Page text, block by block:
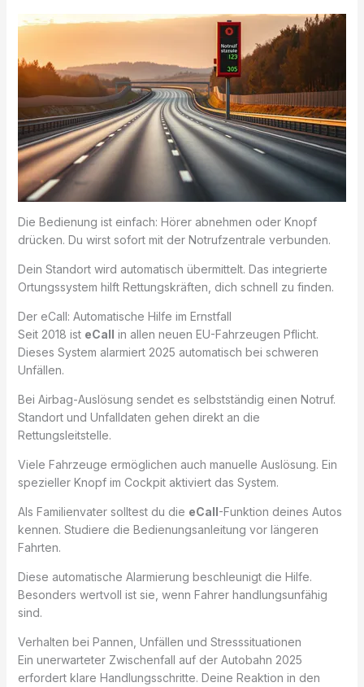
Die Bedienung ist einfach: Hörer abnehmen oder Knopf
drücken. Du wirst sofort mit der Notrufzentrale verbunden.
Dein Standort wird automatisch übermittelt. Das integrierte
Ortungssystem hilft Rettungskräften, dich schnell zu finden.
Der eCall: Automatische Hilfe im Ernstfall
Seit 2018 ist eCall in allen neuen EU-Fahrzeugen Pflicht.
Dieses System alarmiert 2025 automatisch bei schweren
Unfällen.
Bei Airbag-Auslösung sendet es selbstständig einen Notruf.
Standort und Unfalldaten gehen direkt an die
Rettungsleitstelle.
Viele Fahrzeuge ermöglichen auch manuelle Auslösung. Ein
spezieller Knopf im Cockpit aktiviert das System.
Als Familienvater solltest du die eCall-Funktion deines Autos
kennen. Studiere die Bedienungsanleitung vor längeren
Fahrten.
Diese automatische Alarmierung beschleunigt die Hilfe.
Besonders wertvoll ist sie, wenn Fahrer handlungsunfähig
sind.
Verhalten bei Pannen, Unfällen und Stresssituationen
Ein unerwarteter Zwischenfall auf der Autobahn 2025
erfordert klare Handlungsschritte. Deine Reaktion in den